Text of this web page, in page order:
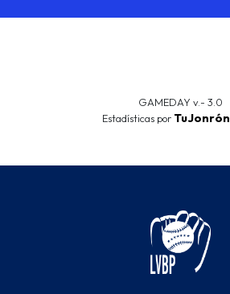
GAMEDAY v.- 3.0
Estadísticas por